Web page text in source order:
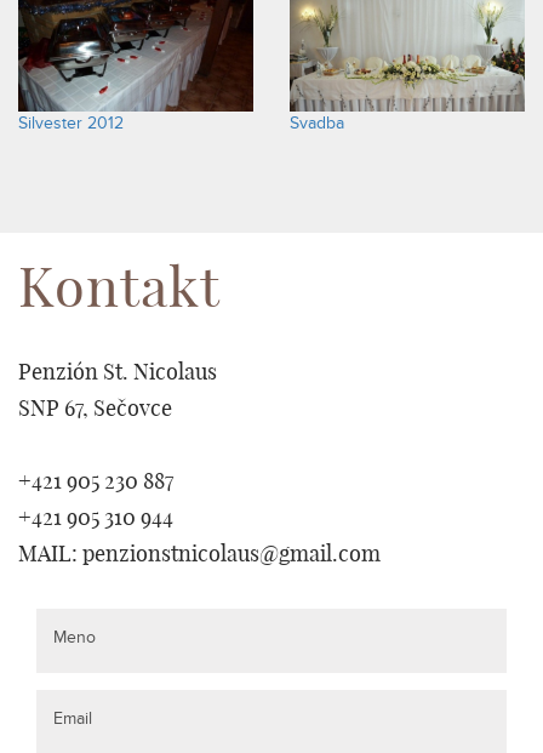
Silvester 2012 Svadba
Kontakt
Penzión St. Nicolaus
SNP 67, Sečovce
+421 905 230 887
+421 905 310 944
MAIL: penzionstnicolaus@gmail.com
Meno
Email